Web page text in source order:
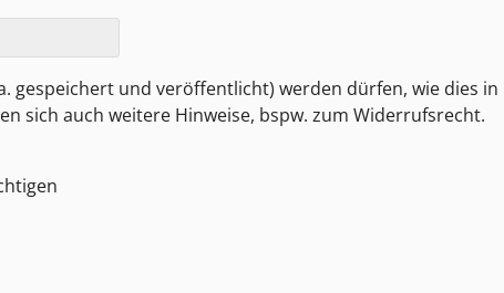
gespeichert und veröffentlicht) werden dürfen, wie dies in
sich auch weitere Hinweise, bspw. zum Widerrufsrecht.